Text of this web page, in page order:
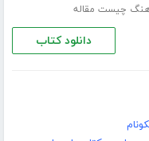
چیست مقاله
دانلود کتاب